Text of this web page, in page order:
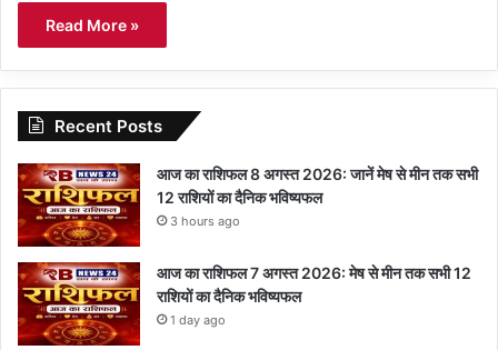
Read More »
Recent Posts
आज का राशिफल 8 अगस्त 2026: जानें मेष से मीन तक सभी
12 राशियों का दैनिक भविष्यफल
3 hours ago
आज का राशिफल 7 अगस्त 2026: मेष से मीन तक सभी 12
राशियों का दैनिक भविष्यफल
1 day ago